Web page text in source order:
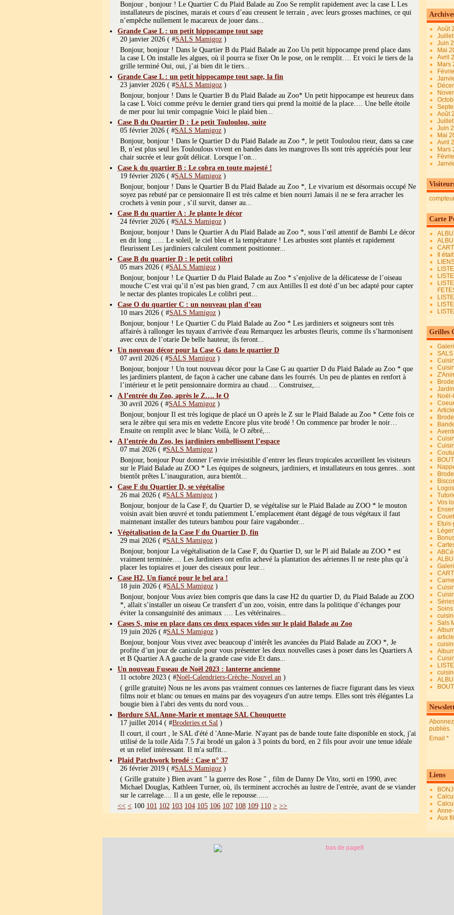
Bonjour , bonjour ! Le Quartier C du Plaid Balade au Zoo Se remplit rapidement avec la case L Les
installateurs de piscines, marais et cours d’eau creusent le terrain , avec leurs grosses machines, ce qui
n’empêche nullement le macareux de jouer dans...
Grande Case L : un petit hippocampe tout sage
20 janvier 2026 ( #SALS Mamigoz )
Bonjour, bonjour ! Dans le Quartier B du Plaid Balade au Zoo Un petit hippocampe prend place dans
la case L On installe les algues, où il pourra se fixer On le pose, on le remplit…. Et voici le tiers de la
grille terminé Oui, oui, j’ai bien dit le tiers...
Grande Case L : un petit hippocampe tout sage, la fin
23 janvier 2026 ( #SALS Mamigoz )
Bonjour, bonjour ! Dans le Quartier B du Plaid Balade au Zoo* Un petit hippocampe est heureux dans
la case L Voici comme prévu le dernier grand tiers qui prend la moitié de la place…. Une belle étoile
de mer pour lui tenir compagnie Voici le plaid bien...
Case B du Quartier D : Le petit Touloulou, suite
05 février 2026 ( #SALS Mamigoz )
Bonjour, bonjour ! Dans le Quartier D du Plaid Balade au Zoo *, le petit Touloulou rieur, dans sa case
B, n’est plus seul les Touloulous vivent en bandes dans les mangroves Ils sont très appréciés pour leur
chair sucrée et leur goût délicat. Lorsque l’on...
Case k du quartier B : Le cobra en toute majesté !
19 février 2026 ( #SALS Mamigoz )
Bonjour, bonjour ! Dans le Quartier B du Plaid Balade au Zoo *, Le vivarium est désormais occupé Ne
soyez pas rebuté par ce pensionnaire Il est très calme et bien nourri Jamais il ne se fera arracher les
crochets à venin pour , s’il survit, danser au...
Case B du quartier A : Je plante le décor
24 février 2026 ( #SALS Mamigoz )
Bonjour, bonjour ! Dans le Quartier A du Plaid Balade au Zoo *, sous l’œil attentif de Bambi Le décor
en dit long ….. Le soleil, le ciel bleu et la température ! Les arbustes sont plantés et rapidement
fleurissent Les jardiniers calculent comment positionner...
Case B du quartier D : le petit colibri
05 mars 2026 ( #SALS Mamigoz )
Bonjour, bonjour ! Le Quartier D du Plaid Balade au Zoo * s’enjolive de la délicatesse de l’oiseau
mouche C’est vrai qu’il n’est pas bien grand, 7 cm aux Antilles Il est doté d’un bec adapté pour capter
le nectar des plantes tropicales Le colibri peut...
Case O du quartier C : un nouveau plan d’eau
10 mars 2026 ( #SALS Mamigoz )
Bonjour, bonjour ! Le Quartier C du Plaid Balade au Zoo * Les jardiniers et soigneurs sont très
affairés à rallonger les tuyaux d'arrivée d'eau Remarquez les arbustes fleuris, comme ils s’harmonisent
avec ceux de l’otarie De belle hauteur, ils feront...
Un nouveau décor pour la Case G dans le quartier D
07 avril 2026 ( #SALS Mamigoz )
Bonjour, bonjour ! Un tout nouveau décor pour la Case G au quartier D du Plaid Balade au Zoo * que
les jardiniers plantent, de façon à cacher une cabane dans les fourrés. Un peu de plantes en renfort à
l’intérieur et le petit pensionnaire dormira au chaud…. Construisez,...
A l’entrée du Zoo, après le Z…. le O
30 avril 2026 ( #SALS Mamigoz )
Bonjour, bonjour Il est très logique de placé un O après le Z sur le Plaid Balade au Zoo * Cette fois ce
sera le zèbre qui sera mis en vedette Encore plus vite brodé ! On commence par broder le noir…
Ensuite on remplit avec le blanc Voilà, le O zébré,...
A l’entrée du Zoo, les jardiniers embellissent l’espace
07 mai 2026 ( #SALS Mamigoz )
Bonjour, bonjour Pour donner l’envie irrésistible d’entrer les fleurs tropicales accueillent les visiteurs
sur le Plaid Balade au ZOO * Les équipes de soigneurs, jardiniers, et installateurs en tous genres…sont
bientôt prêtes L’inauguration, aura bientôt...
Case F du Quartier D, se végétalise
26 mai 2026 ( #SALS Mamigoz )
Bonjour, bonjour de la Case F, du Quartier D, se végétalise sur le Plaid Balade au ZOO * le mouton
voisin avait bien œuvré et tondu patiemment L’emplacement étant dégagé de tous végétaux il faut
maintenant installer des tuteurs bambou pour faire vagabonder...
Végétalisation de la Case F du Quartier D, fin
29 mai 2026 ( #SALS Mamigoz )
Bonjour, bonjour La végétalisation de la Case F, du Quartier D, sur le Pl aid Balade au ZOO * est
vraiment terminée…. Les Jardiniers ont enfin achevé la plantation des aériennes Il ne reste plus qu’à
placer les topiaires et jouer des ciseaux pour leur...
Case H2, Un fiancé pour le bel ara !
18 juin 2026 ( #SALS Mamigoz )
Bonjour, bonjour Vous aviez bien compris que dans la case H2 du quartier D, du Plaid Balade au ZOO
*, allait s’installer un oiseau Ce transfert d’un zoo, voisin, entre dans la politique d’échanges pour
éviter la consanguinité des animaux …. Les vétérinaires...
Cases S, mise en place dans ces deux espaces vides sur le plaid Balade au Zoo
19 juin 2026 ( #SALS Mamigoz )
Bonjour, bonjour Vous vivez avec beaucoup d’intérêt les avancées du Plaid Balade au ZOO *, Je
profite d’un jour de canicule pour vous présenter les deux nouvelles cases à poser dans les Quartiers A
et B Quartier A A gauche de la grande case vide Et dans...
Un nouveau Fuseau de Noël 2023 : lanterne ancienne
11 octobre 2023 ( #Noël-Calendriers-Crèche- Nouvel an )
( grille gratuite) Nous ne les avons pas vraiment connues ces lanternes de fiacre figurant dans les vieux
films noir et blanc ou tenues en mains par des voyageurs d'un autre temps. Elles sont très élégantes La
bougie bien à l'abri des vents du nord vous...
Bordure SAL Anne-Marie et montage SAL Chouquette
17 juillet 2014 ( #Broderies et Sal )
Il court, il court , le SAL d'été d 'Anne-Marie. N'ayant pas de bande toute faite disponible en stock, j'ai
utilisé de la toile Aïda 7.5 J'ai brodé un galon à 3 points du bord, en 2 fils pour avoir une tenue idéale
et un relief intéressant. Il m'a suffit...
Plaid Patchwork brodé : Case n° 37
26 février 2019 ( #SALS Mamigoz )
( Grille gratuite ) Bien avant " la guerre des Rose " , film de Danny De Vito, sorti en 1990, avec
Michael Douglas, Kathleen Turner, où, ils terminent accrochés au lustre de l'entrée, avant de se viander
sur le carrelage.... Il a un geste, elle le repousse......
<< < 100 101 102 103 104 105 106 107 108 109 110 120
130
140
150
160
170
180
190
200
> >>
Août
Juin
Mai
Avril
Mars
Août
Juin
Mai
Avril
Mars
Carte
Il
Grilles
Vos
Sals
article
publiés.
Email
Liens
Aux